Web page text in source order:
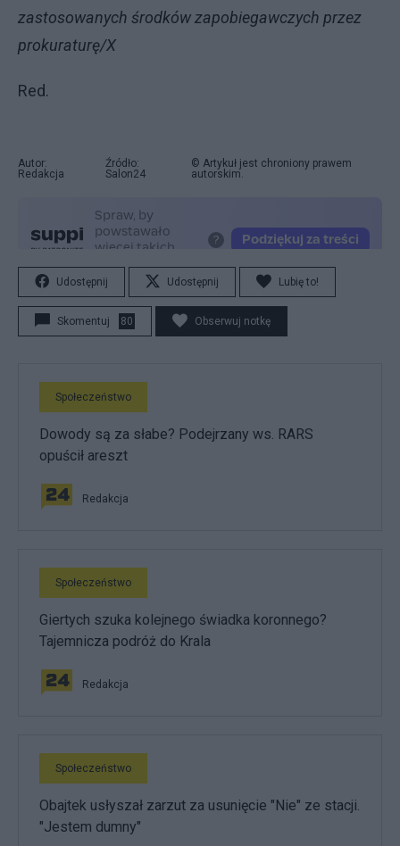
zastosowanych środków zapobiegawczych przez
prokuraturę/X
Red.
Autor:
Redakcja
Źródło:
Salon24
© Artykuł jest chroniony prawem
autorskim.
Udostępnij Udostępnij Lubię to!
Skomentuj 80 Obserwuj notkę
Społeczeństwo
Dowody są za słabe? Podejrzany ws. RARS
opuścił areszt
Redakcja
Społeczeństwo
Giertych szuka kolejnego świadka koronnego?
Tajemnicza podróż do Krala
Redakcja
Społeczeństwo
Obajtek usłyszał zarzut za usunięcie "Nie" ze stacji.
"Jestem dumny"